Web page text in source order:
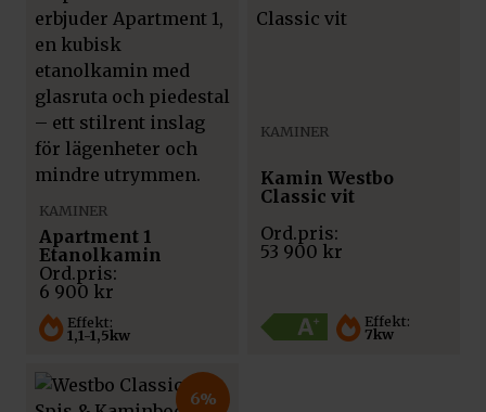
Effekt:
1,1-1,5kw
KAMINER
Apartment 1
Etanolkamin
6 900 kr
Effekt:
7kw
KAMINER
Kamin Westbo
Classic vit
53 900 kr
6%